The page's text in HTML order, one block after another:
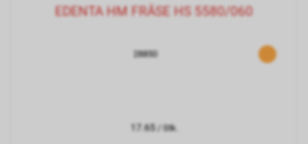
EDENTA HM FRÄSE HS 5580/060
28850
17.65/ Stk.